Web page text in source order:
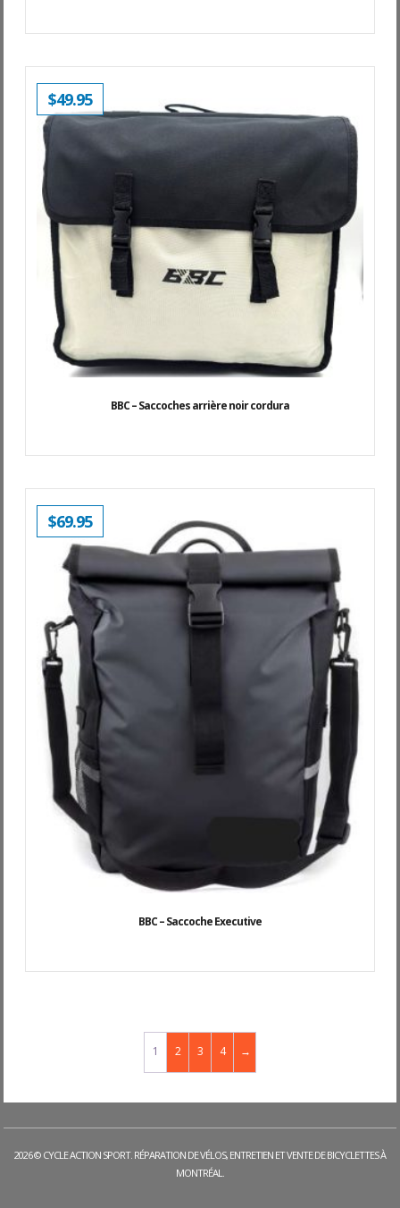
BBC – Saccoches arrière noir cordura
$49.95
BBC – Saccoche Executive
$69.95
1 2 3 4 →
2026 © CYCLE ACTION SPORT. RÉPARATION DE VÉLOS, ENTRETIEN ET VENTE DE BICYCLETTES À
MONTRÉAL.